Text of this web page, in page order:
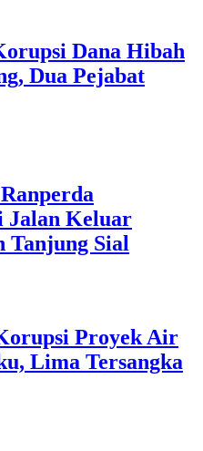
Dana Hibah
Dua Pejabat
Jalan Keluar
Tanjung Sial
Proyek Air
Lima Tersangka